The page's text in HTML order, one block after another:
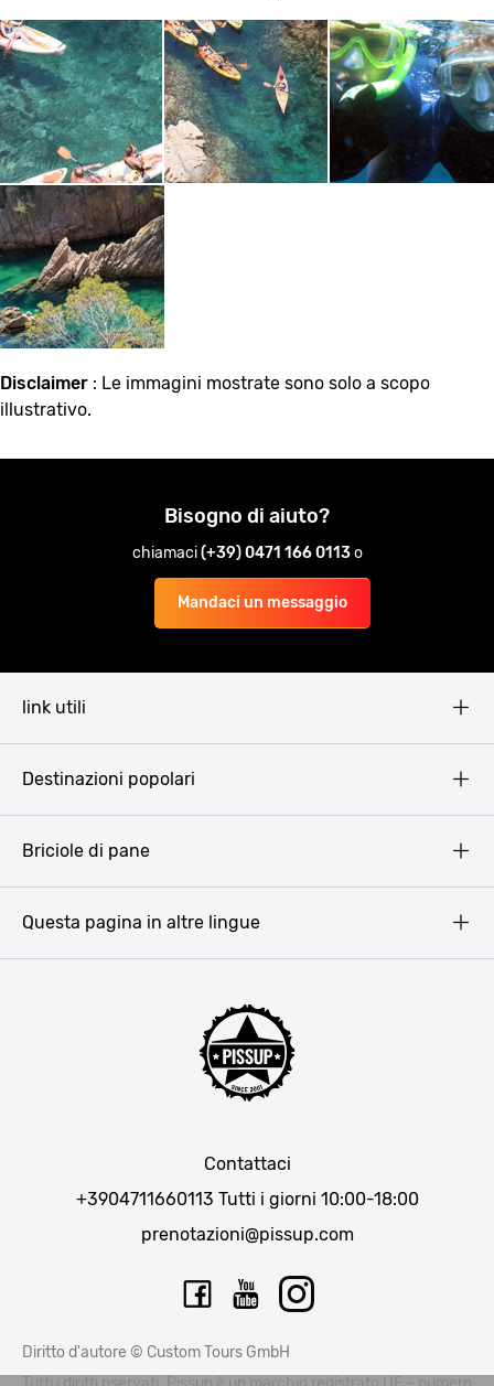
Disclaimer : Le immagini mostrate sono solo a scopo
illustrativo.
Bisogno di aiuto?
chiamaci(+39) 0471 166 0113o
Mandaci un messaggio
link utili
Destinazioni popolari
Bucarest
Briciole di pane
Contattaci
+3904711660113 Tutti i giorni 10:00-18:00
prenotazioni@pissup.com
Questa pagina in altre lingue
Diritto d'autore © Custom Tours GmbH